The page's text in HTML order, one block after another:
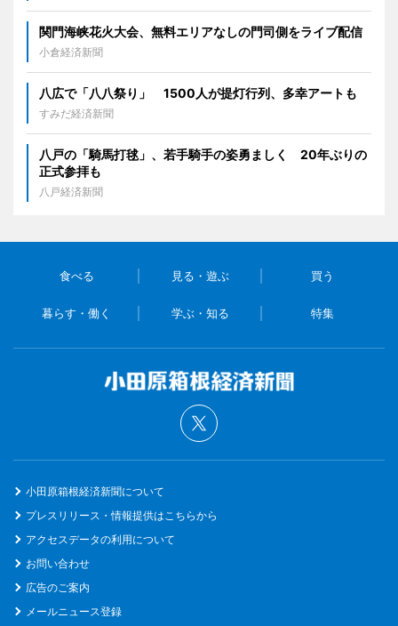
関門海峡花火大会、無料エリアなしの門司側をライブ配信
小倉経済新聞
八広で「八八祭り」 1500人が提灯行列、多幸アートも
すみだ経済新聞
八戸の「騎馬打毬」、若手騎手の姿勇ましく 20年ぶりの
正式参拝も
八戸経済新聞
食べる 見る・遊ぶ 買う
暮らす・働く 学ぶ・知る 特集
小田原箱根経済新聞について
プレスリリース・情報提供はこちらから
アクセスデータの利用について
お問い合わせ
広告のご案内
メールニュース登録